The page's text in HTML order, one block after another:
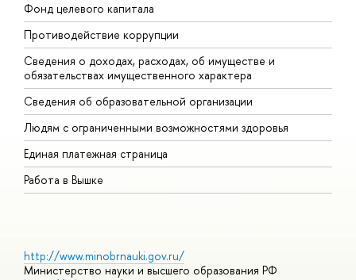
Фонд целевого капитала
Противодействие коррупции
Сведения о доходах, расходах, об имуществе и
обязательствах имущественного характера
Сведения об образовательной организации
Людям с ограниченными возможностями здоровья
Единая платежная страница
Работа в Вышке
http://www.minobrnauki.gov.ru/
Министерство науки и высшего образования РФ